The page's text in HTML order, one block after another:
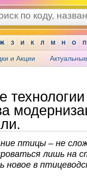
Ж З И К Л М Н О П
и Акции
птицы – не
лишь на
новое в